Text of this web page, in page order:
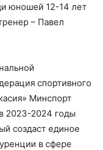
юношей 12-14 лет
– Павел
спортивного
Минспорт
2023-2024 годы
создаст единое
в сфере